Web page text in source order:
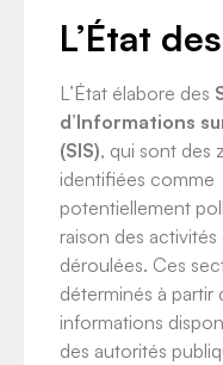
L’État
L’État élabore des
d’Informations
(SIS), qui sont des
identifiées comme
potentiellement
raison des activités
déroulées. Ces
déterminés à partir
informations
des autorités